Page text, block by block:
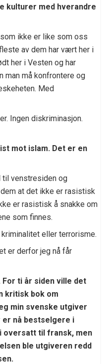
kulturer med hverandre
ikke er like som oss
av dem har vært her i
her i Vesten og har
man må konfrontere og
Med
Ingen diskriminasjon.
mot islam. Det er en
til venstresiden og
at det ikke er rasistisk
er rasistisk å snakke om
som finnes.
eller terrorisme.
er derfor jeg nå får
ti år siden ville det
kritisk bok om
min svenske utgiver
er nå bestselgere i
oversatt til fransk, men
ble utgiveren redd